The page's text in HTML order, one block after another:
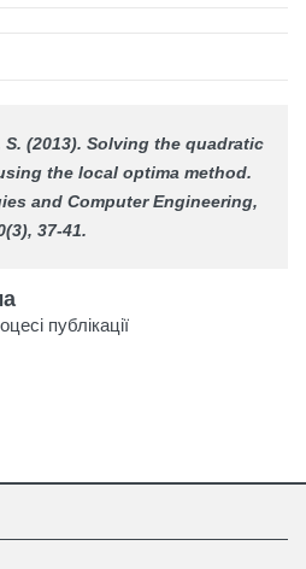
(2013). Solving the quadratic
the local optima method.
and Computer Engineering,
37-41.
публікації